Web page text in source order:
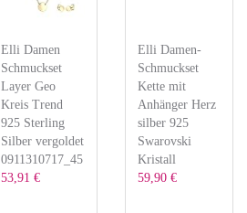
Elli Damen
Schmuckset
Layer Geo
Kreis Trend
925 Sterling
Silber vergoldet
0911310717_45
53,91 €
Elli Damen-
Schmuckset
Kette mit
Anhänger Herz
silber 925
Swarovski
Kristall
59,90 €